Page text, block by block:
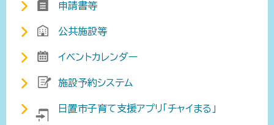
申請書等
公共施設等
イベントカレンダー
施設予約システム
日置市子育て支援アプリ「チャイまる」